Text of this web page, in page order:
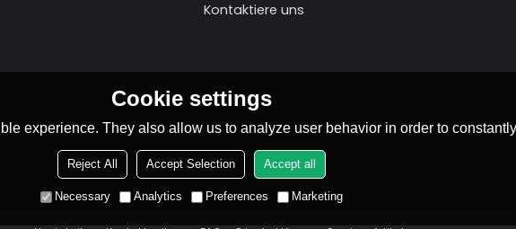
Kontaktiere uns
Cookie settings
experience. They also allow us to analyze user behavior in order to
Reject All Accept Selection Accept all
Necessary Analytics Preferences Marketing